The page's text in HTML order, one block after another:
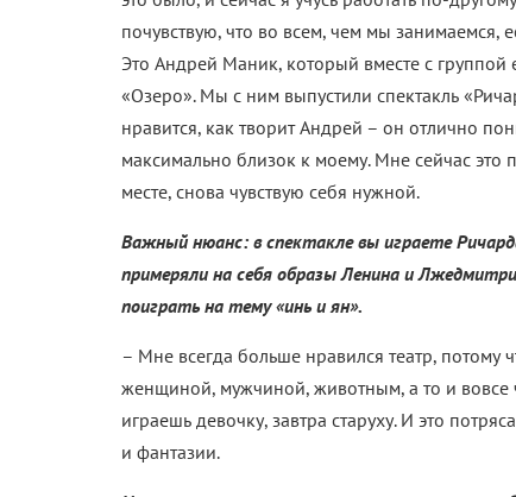
почувствую, что во всем, чем мы занимаемся,
Это Андрей Маник, который вместе с
«Озеро». Мы с ним выпустили спектакль
нравится, как творит Андрей – он отлично
максимально близок к моему. Мне сейчас
месте, снова чувствую себя нужной.
Важный нюанс: в спектакле вы играете
примеряли на себя образы Ленина и
поиграть на тему «инь и ян».
– Мне всегда больше нравился театр,
женщиной, мужчиной, животным, а то и вовсе
играешь девочку, завтра старуху. И это
и фантазии.